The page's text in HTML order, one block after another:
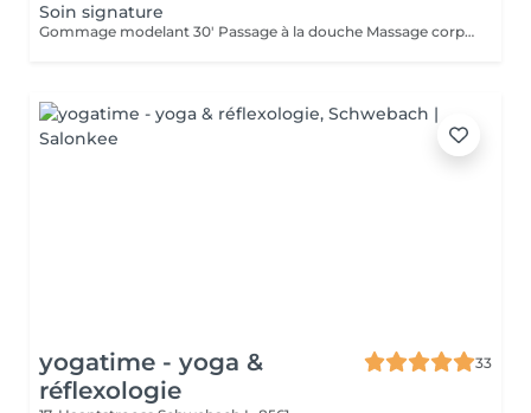
Soin signature
Gommage modelant 30' Passage à la douche Massage corps complet 45'
yogatime - yoga &
réflexologie
33